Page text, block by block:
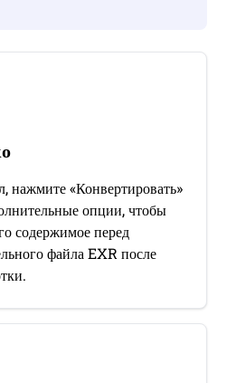
нажмите «Конвертировать»
опции, чтобы
содержимое перед
файла EXR после